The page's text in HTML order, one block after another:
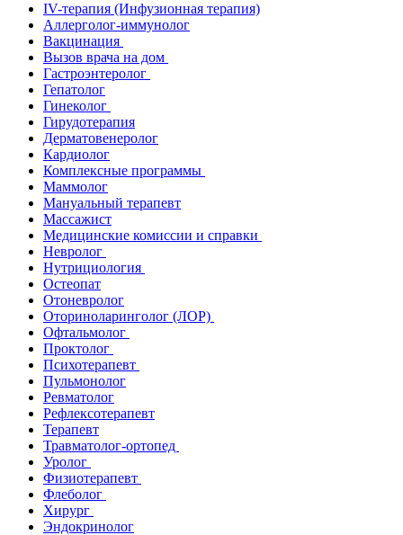
IV-терапия (Инфузионная терапия)
Аллерголог-иммунолог
Вакцинация
Вызов врача на дом
Гастроэнтеролог
Гепатолог
Гинеколог
Гирудотерапия
Дерматовенеролог
Кардиолог
Комплексные программы
Маммолог
Мануальный терапевт
Массажист
Медицинские комиссии и справки
Невролог
Нутрициология
Остеопат
Отоневролог
Оториноларинголог (ЛОР)
Офтальмолог
Проктолог
Психотерапевт
Пульмонолог
Ревматолог
Рефлексотерапевт
Терапевт
Травматолог-ортопед
Уролог
Физиотерапевт
Флеболог
Хирург
Эндокринолог